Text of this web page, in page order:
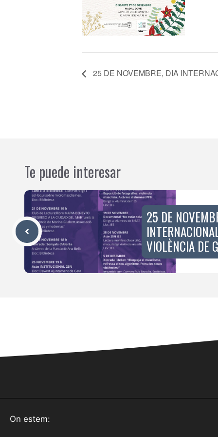
25 DE NOVEMBRE, DIA
Te puede interesar
25 DE
VIOLÈNCIA DE
On estem: